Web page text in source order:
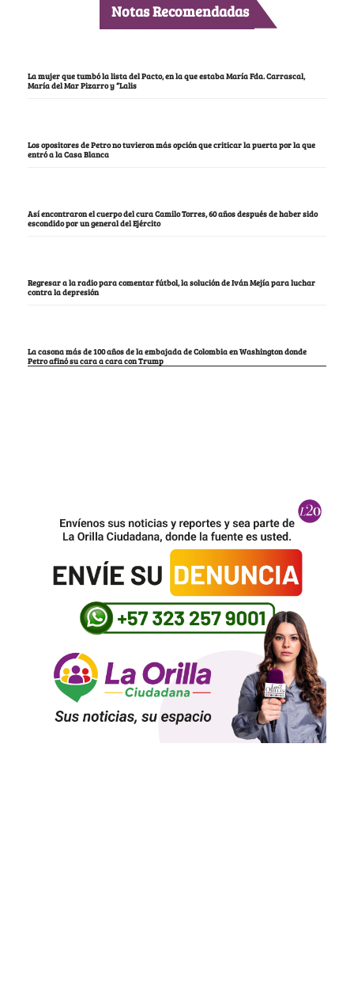
Notas Recomendadas
La mujer que tumbó la lista del Pacto, en la que estaba María Fda. Carrascal,
María del Mar Pizarro y “Lalis
Los opositores de Petro no tuvieron más opción que criticar la puerta por la que
entró a la Casa Blanca
Así encontraron el cuerpo del cura Camilo Torres, 60 años después de haber sido
escondido por un general del Ejército
Regresar a la radio para comentar fútbol, la solución de Iván Mejía para luchar
contra la depresión
La casona más de 100 años de la embajada de Colombia en Washington donde
Petro afinó su cara a cara con Trump